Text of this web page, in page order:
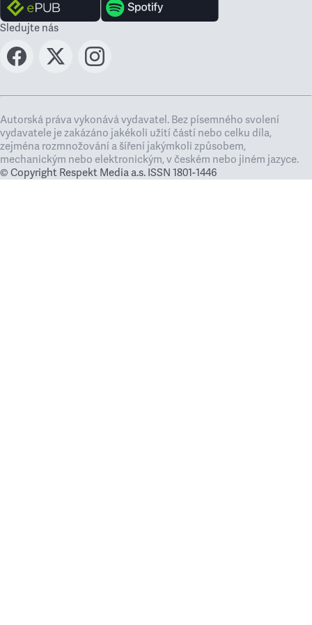
Sledujte nás
Autorská práva vykonává vydavatel. Bez písemného svolení
vydavatele je zakázáno jakékoli užití částí nebo celku díla,
zejména rozmnožování a šíření jakýmkoli způsobem,
mechanickým nebo elektronickým, v českém nebo jiném jazyce.
© Copyright Respekt Media a.s. ISSN 1801-1446